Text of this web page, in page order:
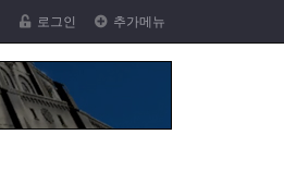
로그인 추가메뉴